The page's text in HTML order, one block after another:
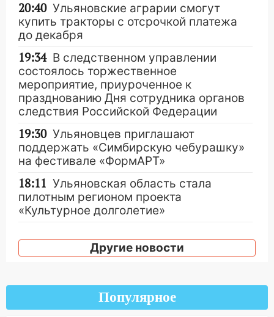
20:40 Ульяновские аграрии смогут
купить тракторы с отсрочкой платежа
до декабря
19:34 В следственном управлении
состоялось торжественное
мероприятие, приуроченное к
празднованию Дня сотрудника органов
следствия Российской Федерации
19:30 Ульяновцев приглашают
поддержать «Симбирскую чебурашку»
на фестивале «ФормАРТ»
18:11 Ульяновская область стала
пилотным регионом проекта
«Культурное долголетие»
областной больницы поступили шесть
новых аппаратов ИВЛ
16:51 В Чердаклинском районе
ремонтируют дороги, ставят остановки
и проводят новое освещение
Другие новости
Популярное